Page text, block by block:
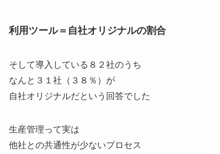
利用ツール＝自社オリジナルの割合
そして導入している８２社のうち
なんと３１社（３８％）が
自社オリジナルだという回答でした
生産管理って実は
他社との共通性が少ないプロセス